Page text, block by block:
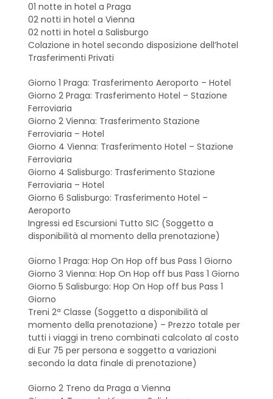
01 notte in hotel a Praga
02 notti in hotel a Vienna
02 notti in hotel a Salisburgo
Colazione in hotel secondo disposizione dell’hotel
Trasferimenti Privati
Giorno 1 Praga: Trasferimento Aeroporto – Hotel
Giorno 2 Praga: Trasferimento Hotel – Stazione
Ferroviaria
Giorno 2 Vienna: Trasferimento Stazione
Ferroviaria – Hotel
Giorno 4 Vienna: Trasferimento Hotel – Stazione
Ferroviaria
Giorno 4 Salisburgo: Trasferimento Stazione
Ferroviaria – Hotel
Giorno 6 Salisburgo: Trasferimento Hotel –
Aeroporto
Ingressi ed Escursioni Tutto SIC (Soggetto a
disponibilità al momento della prenotazione)
Giorno 1 Praga: Hop On Hop off bus Pass 1 Giorno
Giorno 3 Vienna: Hop On Hop off bus Pass 1 Giorno
Giorno 5 Salisburgo: Hop On Hop off bus Pass 1
Giorno
Treni 2ª Classe (Soggetto a disponibilità al
momento della prenotazione) – Prezzo totale per
tutti i viaggi in treno combinati calcolato al costo
di Eur 75 per persona e soggetto a variazioni
secondo la data finale di prenotazione)
Giorno 2 Treno da Praga a Vienna